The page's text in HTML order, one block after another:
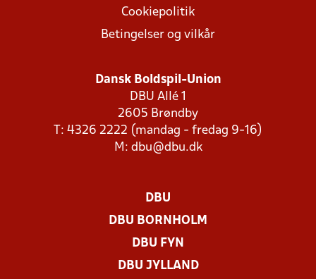
Cookiepolitik
Betingelser og vilkår
Dansk Boldspil-Union
DBU Allé 1
2605 Brøndby
T: 4326 2222 (mandag - fredag 9-16)
M: dbu@dbu.dk
DBU
DBU BORNHOLM
DBU FYN
DBU JYLLAND